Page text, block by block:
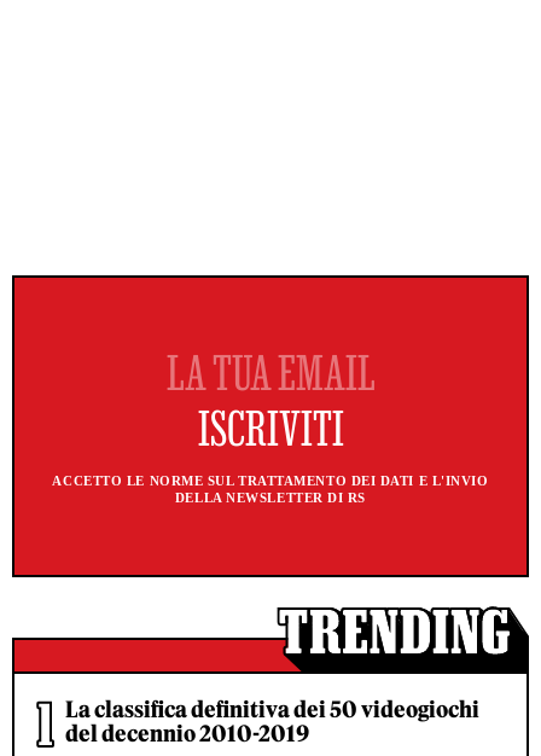
ACCETTO LE NORME SUL TRATTAMENTO DEI DATI E L'INVIO
DELLA NEWSLETTER DI RS
La classifica definitiva dei 50 videogiochi
del decennio 2010-2019